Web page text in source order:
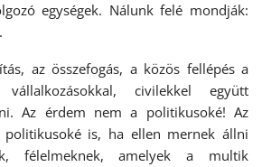
egységek. Nálunk felé mondják:
az összefogás, a közös fellépés a
civilekkel együtt
Az érdem nem a politikusoké! Az
is, ha ellen mernek állni
félelmeknek, amelyek a multik